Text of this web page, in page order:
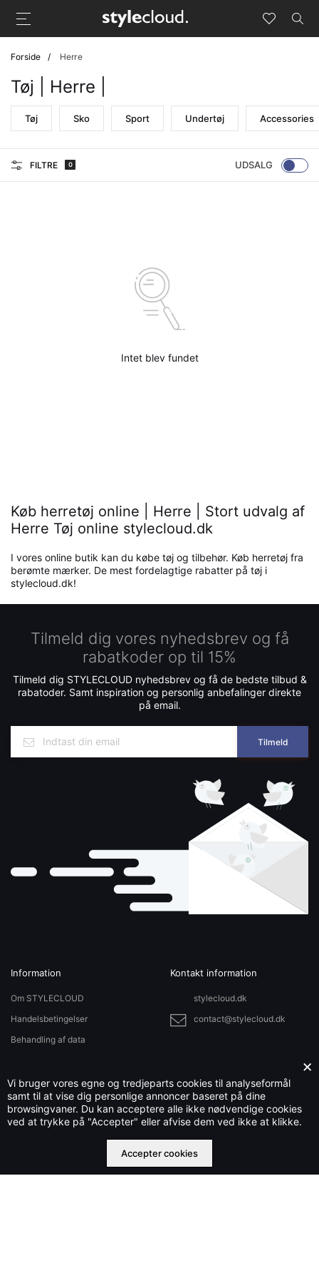
Forside Herre
Tøj | Herre |
Tøj Sko Sport Undertøj Accessories
FILTRE 0 UDSALG
Intet blev fundet
Køb herretøj online | Herre | Stort udvalg af
Herre Tøj online stylecloud.dk
I vores online butik kan du købe tøj og tilbehør. Køb herretøj fra
berømte mærker. De mest fordelagtige rabatter på tøj i
stylecloud.dk!
Tilmeld dig vores nyhedsbrev og få
rabatkoder op til 15%
Tilmeld dig STYLECLOUD nyhedsbrev og få de bedste tilbud &
rabatoder. Samt inspiration og personlig anbefalinger direkte
på email.
Tilmeld
Stylecloud.dk ejes og drives af Che IT Group OÜ nr. 16569877
©2023 stylecloud.dk | All rights reserved
Information
Om STYLECLOUD
Handelsbetingelser
Behandling af data
Kontakt information
stylecloud.dk
contact@stylecloud.dk
×
Vi bruger vores egne og tredjeparts cookies til analyseformål
samt til at vise dig personlige annoncer baseret på dine
browsingvaner. Du kan acceptere alle ikke nødvendige cookies
ved at trykke på "Accepter" eller afvise dem ved ikke at klikke.
Accepter cookies